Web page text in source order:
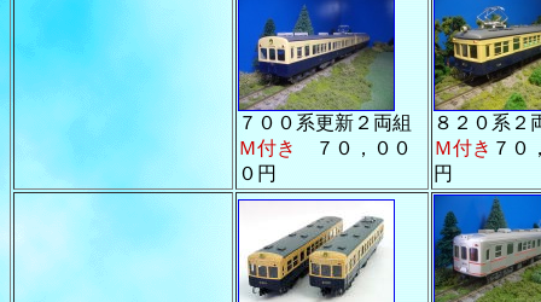
７００系更新２両組
Ｍ付き
７０，００
０円
８２０系２
Ｍ付き ７０
円